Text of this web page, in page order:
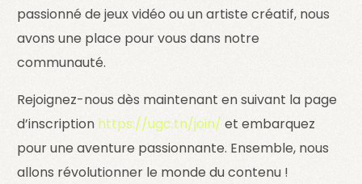
passionné de jeux vidéo ou un artiste créatif, nous
avons une place pour vous dans notre
communauté.
Rejoignez-nous dès maintenant en suivant la page
d’inscription https://ugc.tn/join/ et embarquez
pour une aventure passionnante. Ensemble, nous
allons révolutionner le monde du contenu !